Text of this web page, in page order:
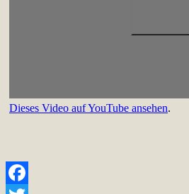
Dieses Video auf YouTube ansehen.